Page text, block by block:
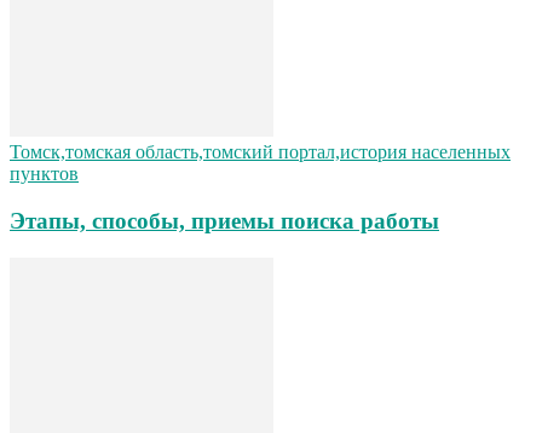
Томск,томская область,томский портал,история населенных
пунктов
Этапы, способы, приемы поиска работы